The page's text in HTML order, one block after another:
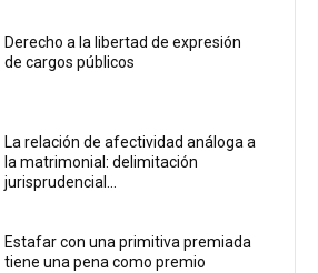
Derecho a la libertad de expresión
de cargos públicos
La relación de afectividad análoga a
la matrimonial: delimitación
jurisprudencial...
Estafar con una primitiva premiada
tiene una pena como premio